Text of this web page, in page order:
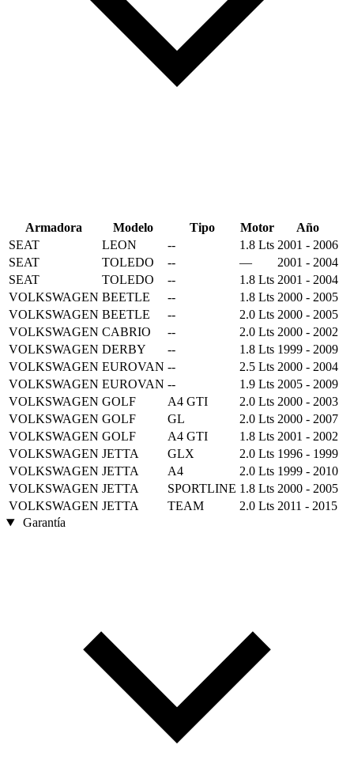
Armadora Modelo Tipo Motor
Año
SEAT
LEON -- 1.8 Lts 2001 - 2006
SEAT
TOLEDO -- —
2001 - 2004
SEAT
TOLEDO -- 1.8 Lts 2001 - 2004
VOLKSWAGEN BEETLE -- 1.8 Lts 2000 - 2005
VOLKSWAGEN BEETLE -- 2.0 Lts 2000 - 2005
VOLKSWAGEN CABRIO -- 2.0 Lts 2000 - 2002
VOLKSWAGEN DERBY -- 1.8 Lts 1999 - 2009
VOLKSWAGEN EUROVAN -- 2.5 Lts 2000 - 2004
VOLKSWAGEN EUROVAN -- 1.9 Lts 2005 - 2009
VOLKSWAGEN GOLF A4 GTI 2.0 Lts 2000 - 2003
VOLKSWAGEN GOLF GL 2.0 Lts 2000 - 2007
VOLKSWAGEN GOLF A4 GTI 1.8 Lts 2001 - 2002
VOLKSWAGEN JETTA GLX 2.0 Lts 1996 - 1999
VOLKSWAGEN JETTA A4 2.0 Lts 1999 - 2010
VOLKSWAGEN JETTA SPORTLINE 1.8 Lts 2000 - 2005
VOLKSWAGEN JETTA TEAM 2.0 Lts 2011 - 2015
Garantía